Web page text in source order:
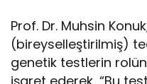
Prof. Dr. Muhsin
(bireyselleştirilmiş)
genetik testlerin